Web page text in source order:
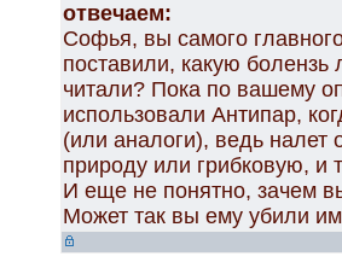
отвечаем:
Софья, вы самого
поставили, какую болензь
читали? Пока по вашему
использовали Антипар,
(или аналоги), ведь налет
природу или грибковую, и
И еще не понятно, зачем
Может так вы ему убили